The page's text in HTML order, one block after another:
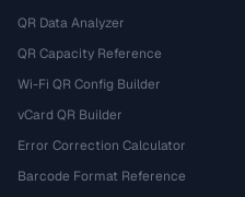
QR Data Analyzer
QR Capacity Reference
Wi-Fi QR Config Builder
vCard QR Builder
Error Correction Calculator
Barcode Format Reference